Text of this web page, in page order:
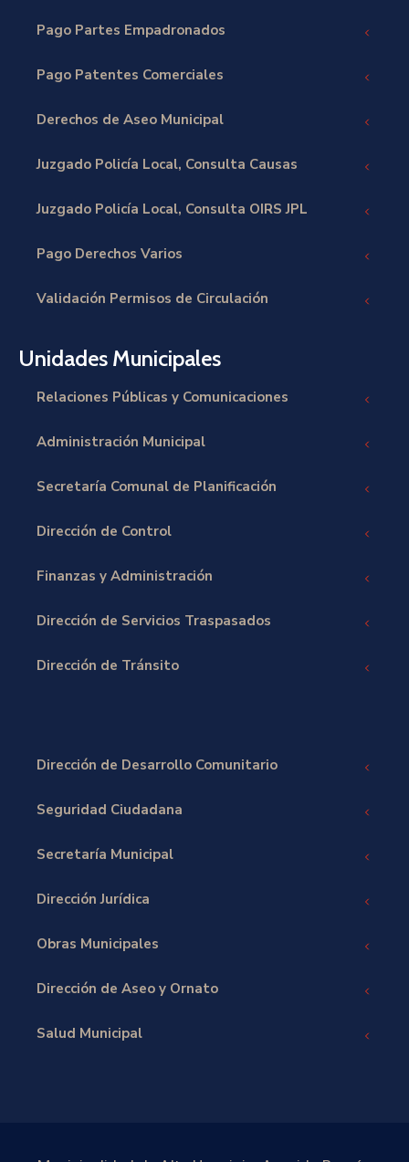
Pago Partes Empadronados
Pago Patentes Comerciales
Derechos de Aseo Municipal
Juzgado Policía Local, Consulta Causas
Juzgado Policía Local, Consulta OIRS JPL
Pago Derechos Varios
Validación Permisos de Circulación
Unidades Municipales
Relaciones Públicas y Comunicaciones
Administración Municipal
Secretaría Comunal de Planificación
Dirección de Control
Finanzas y Administración
Dirección de Servicios Traspasados
Dirección de Tránsito
Dirección de Desarrollo Comunitario
Seguridad Ciudadana
Secretaría Municipal
Dirección Jurídica
Obras Municipales
Dirección de Aseo y Ornato
Salud Municipal